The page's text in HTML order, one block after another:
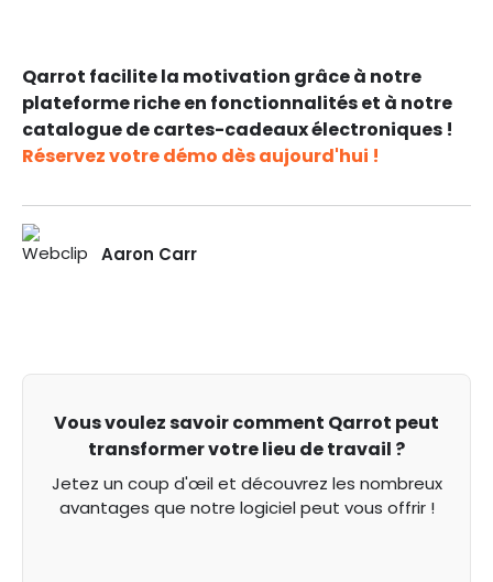
Qarrot facilite la motivation grâce à notre
plateforme riche en fonctionnalités et à notre
catalogue de cartes-cadeaux électroniques !
Réservez votre démo dès aujourd'hui !
Aaron Carr
Vous voulez savoir comment Qarrot peut
transformer votre lieu de travail ?
Jetez un coup d'œil et découvrez les nombreux
avantages que notre logiciel peut vous offrir !